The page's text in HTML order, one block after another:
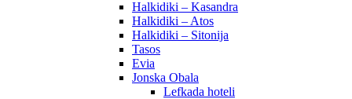
Halkidiki – Kasandra
Halkidiki – Atos
Halkidiki – Sitonija
Tasos
Evia
Jonska Obala
Lefkada hoteli